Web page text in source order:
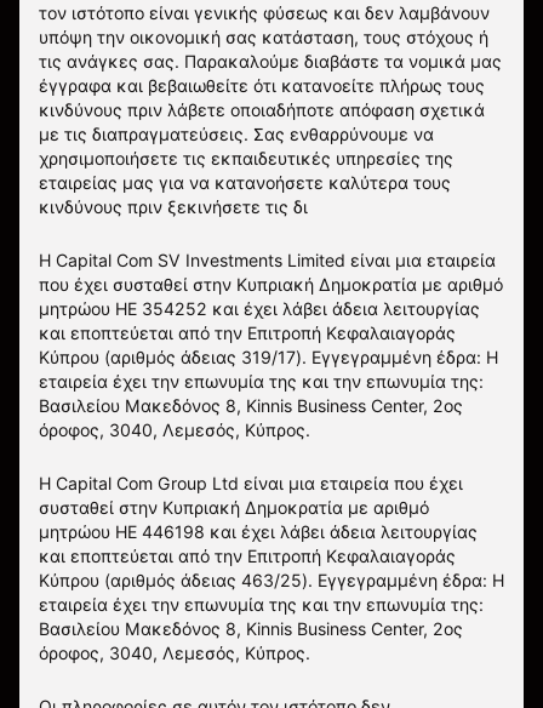
τον ιστότοπο είναι γενικής φύσεως και δεν λαμβάνουν
υπόψη την οικονομική σας κατάσταση, τους στόχους ή
τις ανάγκες σας. Παρακαλούμε διαβάστε τα νομικά μας
έγγραφα και βεβαιωθείτε ότι κατανοείτε πλήρως τους
κινδύνους πριν λάβετε οποιαδήποτε απόφαση σχετικά
με τις διαπραγματεύσεις. Σας ενθαρρύνουμε να
χρησιμοποιήσετε τις εκπαιδευτικές υπηρεσίες της
εταιρείας μας για να κατανοήσετε καλύτερα τους
κινδύνους πριν ξεκινήσετε τις δι
Η Capital Com SV Investments Limited είναι μια εταιρεία
που έχει συσταθεί στην Κυπριακή Δημοκρατία με αριθμό
μητρώου HE 354252 και έχει λάβει άδεια λειτουργίας
και εποπτεύεται από την Επιτροπή Κεφαλαιαγοράς
Κύπρου (αριθμός άδειας 319/17). Εγγεγραμμένη έδρα: Η
εταιρεία έχει την επωνυμία της και την επωνυμία της:
Βασιλείου Μακεδόνος 8, Kinnis Business Center, 2ος
όροφος, 3040, Λεμεσός, Κύπρος.
Η Capital Com Group Ltd είναι μια εταιρεία που έχει
συσταθεί στην Κυπριακή Δημοκρατία με αριθμό
μητρώου ΗΕ 446198 και έχει λάβει άδεια λειτουργίας
και εποπτεύεται από την Επιτροπή Κεφαλαιαγοράς
Κύπρου (αριθμός άδειας 463/25). Εγγεγραμμένη έδρα: Η
εταιρεία έχει την επωνυμία της και την επωνυμία της:
Βασιλείου Μακεδόνος 8, Kinnis Business Center, 2ος
όροφος, 3040, Λεμεσός, Κύπρος.